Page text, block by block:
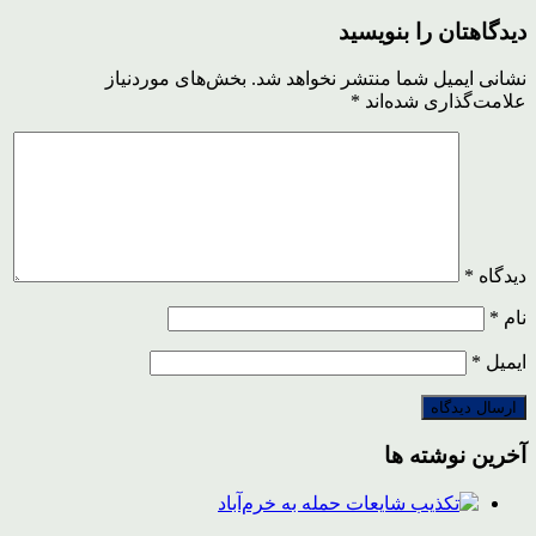
دیدگاهتان را بنویسید
نشانی ایمیل شما منتشر نخواهد شد. بخش‌های موردنیاز
علامت‌گذاری شده‌اند *
دیدگاه *
نام *
ایمیل *
آخرین نوشته ها